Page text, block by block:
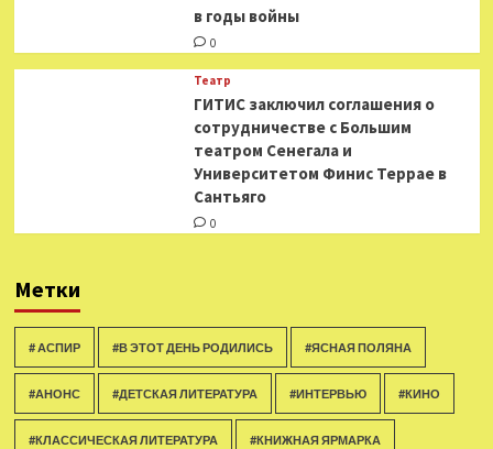
в годы войны
0
Театр
ГИТИС заключил соглашения о
сотрудничестве с Большим
театром Сенегала и
Университетом Финис Террае в
Сантьяго
0
Метки
# АСПИР #В ЭТОТ ДЕНЬ РОДИЛИСЬ #ЯСНАЯ ПОЛЯНА
#АНОНС #ДЕТСКАЯ ЛИТЕРАТУРА #ИНТЕРВЬЮ #КИНО
#КЛАССИЧЕСКАЯ ЛИТЕРАТУРА #КНИЖНАЯ ЯРМАРКА